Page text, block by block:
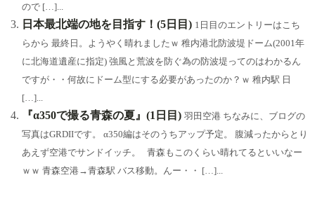
ので […]...
日本最北端の地を目指す！(5日目) 1日目のエントリーはこち
らから 最終日。ようやく晴れましたｗ 稚内港北防波堤ドーム(2001年
に北海道遺産に指定) 強風と荒波を防ぐ為の防波堤ってのはわかるん
ですが・・何故にドーム型にする必要があったのか？ｗ 稚内駅 日
[…]...
『α350で撮る青森の夏』(1日目) 羽田空港 ちなみに、ブログの
写真はGRDIIです。 α350編はそのうちアップ予定。 腹減ったからとり
あえず空港でサンドイッチ。 青森もこのくらい晴れてるといいなー
ｗｗ 青森空港→青森駅 バス移動。んー・・ […]...